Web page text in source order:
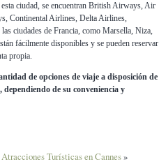
ciudad, se encuentran British Airways, Air
Continental Airlines, Delta Airlines,
ciudades de Francia, como Marsella, Niza,
fácilmente disponibles y se pueden reservar
propia.
de opciones de viaje a disposición de
de su conveniencia y
Atracciones Turísticas en Cannes»